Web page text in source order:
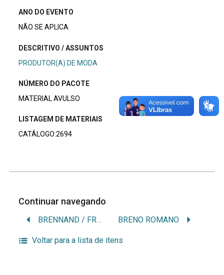
ANO DO EVENTO
NÃO SE APLICA
DESCRITIVO / ASSUNTOS
PRODUTOR(A) DE MODA
NÚMERO DO PACOTE
MATERIAL AVULSO
LISTAGEM DE MATERIAIS
CATÁLOGO:2694
Continuar navegando
BRENNAND / FRANCISCO BRENNAND BRENO ROMANO
Voltar para a lista de itens